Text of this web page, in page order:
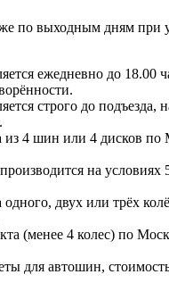
по выходным дням при
ежедневно до 18.00
строго до подъезда,
из 4 шин или 4 дисков по
на условиях
двух или трёх
(менее 4 колес) по
для автошин,